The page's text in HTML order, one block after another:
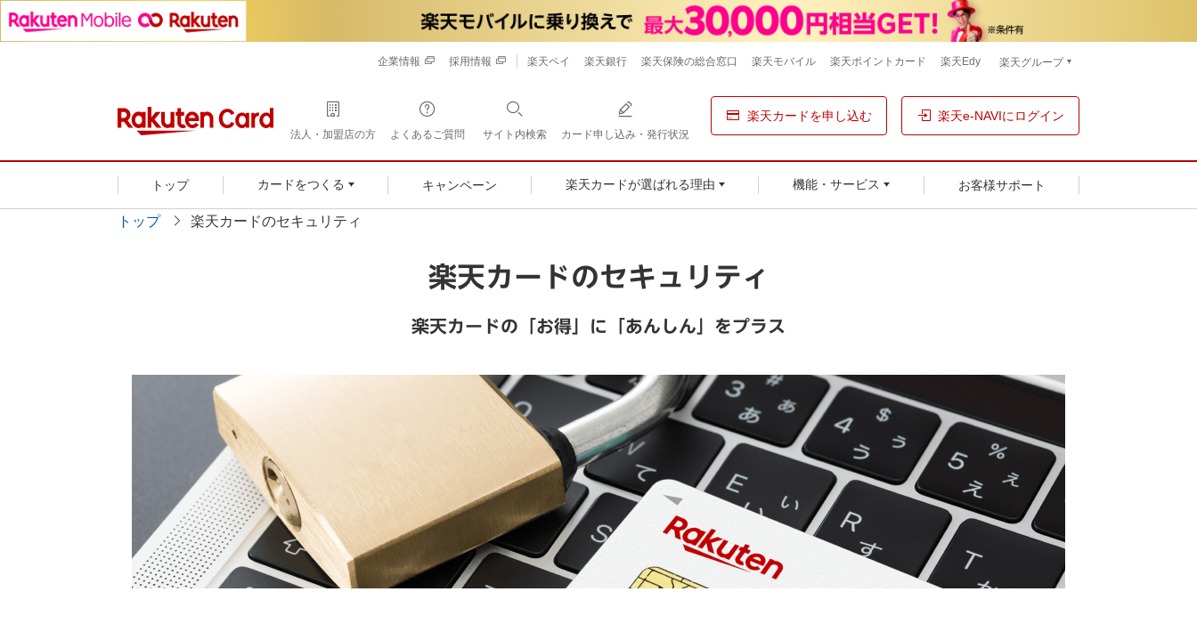
企業情報 採用情報 楽天ペイ 楽天銀行 楽天保険の総合窓口 楽天モバイル 楽天ポイントカード 楽天Edy 楽天グループ
法人・加盟店の方 よくあるご質問 サイト内検索 カード申し込み・発行状況
楽天カードを申し込む 楽天e-NAVIにログイン
トップ カードをつくる キャンペーン 楽天カードが選ばれる理由 機能・サービス お客様サポート
トップ 楽天カードのセキュリティ
楽天カードのセキュリティ
楽天カードの「お得」に「あんしん」をプラス